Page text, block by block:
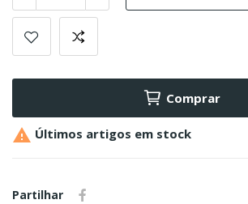
Comprar
 Últimos artigos em stock
Partilhar